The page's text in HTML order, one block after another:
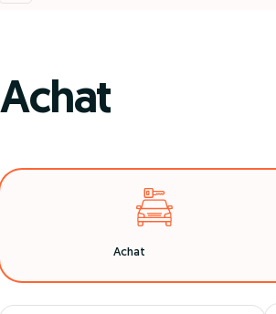
Achat
Achat